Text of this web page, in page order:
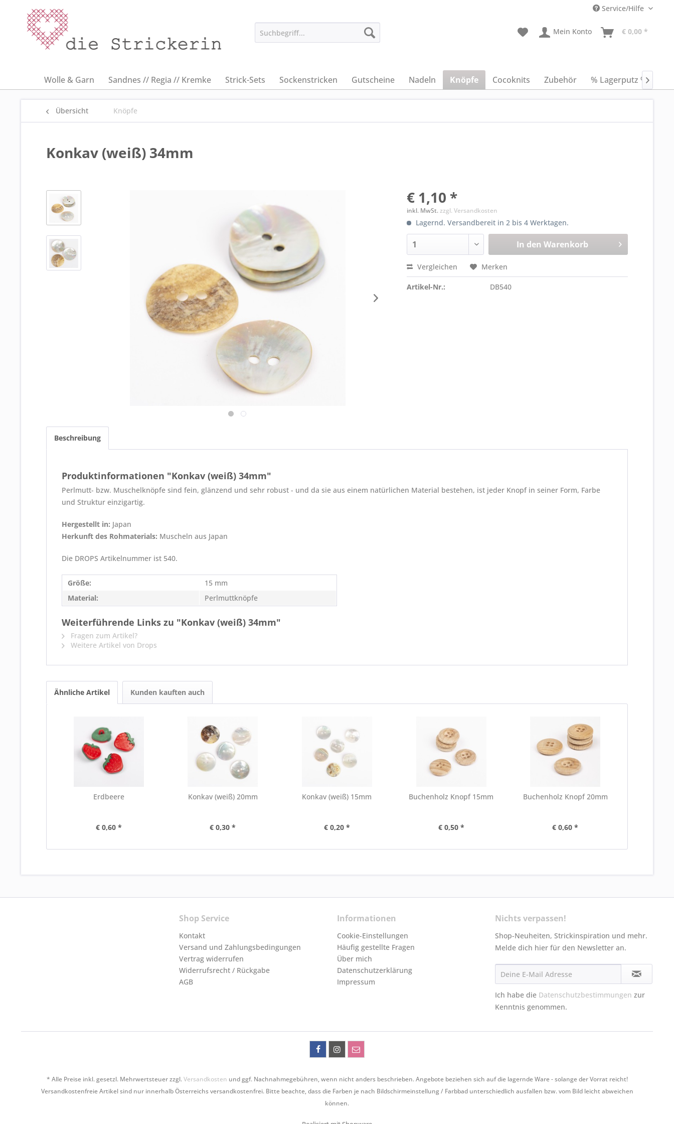
Service/Hilfe
Mein Konto € 0,00 *
Wolle & Garn Sandnes // Regia // Kremke Strick-Sets Sockenstricken Gutscheine Nadeln Knöpfe Cocoknits Zubehör % Lagerputz %
Übersicht Knöpfe
Konkav (weiß) 34mm
€ 1,10 *
inkl. MwSt.zzgl. Versandkosten
Lagernd. Versandbereit in 2 bis 4 Werktagen.
In den Warenkorb
Vergleichen Merken
Artikel-Nr.: DB540
Beschreibung
Produktinformationen "Konkav (weiß) 34mm"
Perlmutt- bzw. Muschelknöpfe sind fein, glänzend und sehr robust - und da sie aus einem natürlichen Material bestehen, ist jeder Knopf in seiner Form, Farbe
und Struktur einzigartig.
Hergestellt in: Japan
Herkunft des Rohmaterials: Muscheln aus Japan
Die DROPS Artikelnummer ist 540.
Größe:
15 mm
Material:
Perlmuttknöpfe
Weiterführende Links zu "Konkav (weiß) 34mm"
Fragen zum Artikel?
Weitere Artikel von Drops
Ähnliche Artikel Kunden kauften auch
Erdbeere
€ 0,60 *
Konkav (weiß) 20mm
€ 0,30 *
Konkav (weiß) 15mm
€ 0,20 *
Buchenholz Knopf 15mm
€ 0,50 *
Buchenholz Knopf 20mm
€ 0,60 *
Shop Service
Kontakt
Versand und Zahlungsbedingungen
Vertrag widerrufen
Widerrufsrecht / Rückgabe
AGB
Informationen
Cookie-Einstellungen
Häufig gestellte Fragen
Über mich
Datenschutzerklärung
Impressum
Nichts verpassen!
Shop-Neuheiten, Strickinspiration und mehr.
Melde dich hier für den Newsletter an.
Ich habe die Datenschutzbestimmungen zur
Kenntnis genommen.
* Alle Preise inkl. gesetzl. Mehrwertsteuer zzgl.Versandkosten und ggf. Nachnahmegebühren, wenn nicht anders beschrieben. Angebote beziehen sich auf die lagernde Ware - solange der Vorrat reicht!
Versandkostenfreie Artikel sind nur innerhalb Österreichs versandkostenfrei. Bitte beachte, dass die Farben je nach Bildschirmeinstellung / Farbbad unterschiedlich ausfallen bzw. vom Bild leicht abweichen
können.